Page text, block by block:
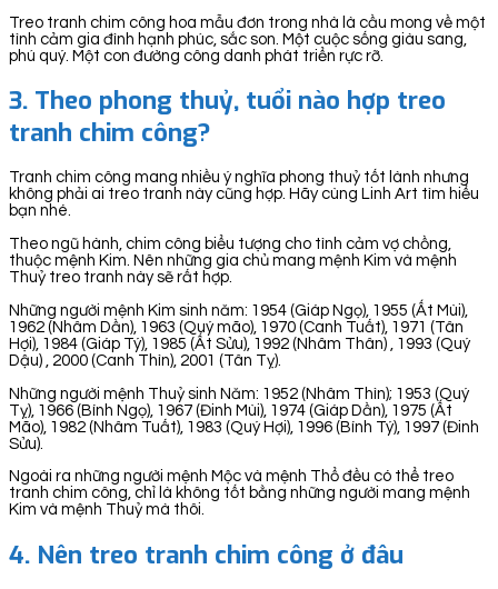
Treo tranh chim công hoa mẫu đơn trong nhà là cầu mong về một
tình cảm gia đình hạnh phúc, sắc son. Một cuộc sống giàu sang,
phú quý. Một con đường công danh phát triển rực rỡ.
3. Theo phong thuỷ, tuổi nào hợp treo
tranh chim công?
Tranh chim công mang nhiều ý nghĩa phong thuỷ tốt lành nhưng
không phải ai treo tranh này cũng hợp. Hãy cùng Linh Art tìm hiểu
bạn nhé.
Theo ngũ hành, chim công biểu tượng cho tình cảm vợ chồng,
thuộc mệnh Kim. Nên những gia chủ mang mệnh Kim và mệnh
Thuỷ treo tranh này sẽ rất hợp.
Những người mệnh Kim sinh năm: 1954 (Giáp Ngọ), 1955 (Ất Mùi),
1962 (Nhâm Dần), 1963 (Quý mão), 1970 (Canh Tuất), 1971 (Tân
Hợi), 1984 (Giáp Tý), 1985 (Ất Sửu), 1992 (Nhâm Thân) , 1993 (Quý
Dậu) , 2000 (Canh Thìn), 2001 (Tân Tỵ).
Những người mệnh Thuỷ sinh Năm: 1952 (Nhâm Thìn); 1953 (Quý
Tỵ), 1966 (Bính Ngọ), 1967 (Đinh Mùi), 1974 (Giáp Dần), 1975 (Ất
Mão), 1982 (Nhâm Tuất), 1983 (Quý Hợi), 1996 (Bính Tý), 1997 (Đinh
Sửu).
Ngoài ra những người mệnh Mộc và mệnh Thổ đều có thể treo
tranh chim công, chỉ là không tốt bằng những người mang mệnh
Kim và mệnh Thuỷ mà thôi.
4. Nên treo tranh chim công ở đâu